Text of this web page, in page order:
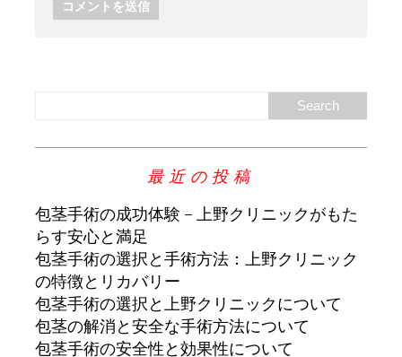
最近の投稿
包茎手術の成功体験 – 上野クリニックがもた
らす安心と満足
包茎手術の選択と手術方法：上野クリニック
の特徴とリカバリー
包茎手術の選択と上野クリニックについて
包茎の解消と安全な手術方法について
包茎手術の安全性と効果性について